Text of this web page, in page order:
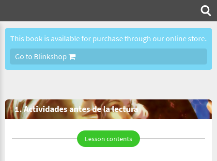
This book is available for purchase through our online store.
Go to Blinkshop
1. Actividades antes de la lectura
Lesson contents